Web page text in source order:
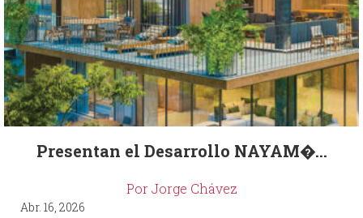
Presentan el Desarrollo NAYAM�...
Por Jorge Chávez
Abr. 16, 2026